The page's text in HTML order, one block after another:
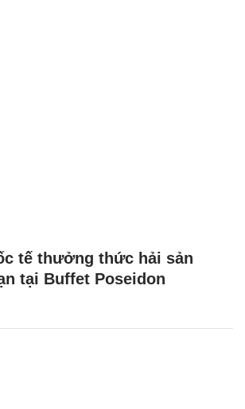
tế thưởng thức hải sản
tại Buffet Poseidon